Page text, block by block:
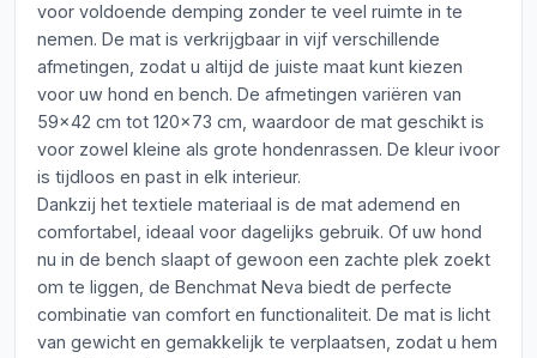
voor voldoende demping zonder te veel ruimte in te
nemen. De mat is verkrijgbaar in vijf verschillende
afmetingen, zodat u altijd de juiste maat kunt kiezen
voor uw hond en bench. De afmetingen variëren van
59x42 cm tot 120x73 cm, waardoor de mat geschikt is
voor zowel kleine als grote hondenrassen. De kleur ivoor
is tijdloos en past in elk interieur.
Dankzij het textiele materiaal is de mat ademend en
comfortabel, ideaal voor dagelijks gebruik. Of uw hond
nu in de bench slaapt of gewoon een zachte plek zoekt
om te liggen, de Benchmat Neva biedt de perfecte
combinatie van comfort en functionaliteit. De mat is licht
van gewicht en gemakkelijk te verplaatsen, zodat u hem